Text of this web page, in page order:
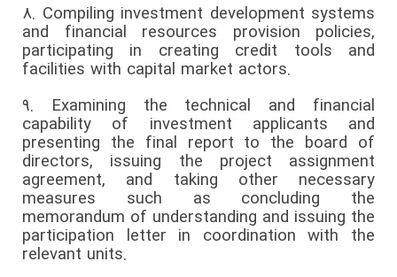
8. Compiling investment development systems
and financial resources provision policies,
participating in creating credit tools and
facilities with capital market actors.
9. Examining the technical and financial
capability of investment applicants and
presenting the final report to the board of
directors, issuing the project assignment
agreement, and taking other necessary
measures such as concluding the
memorandum of understanding and issuing the
participation letter in coordination with the
relevant units.